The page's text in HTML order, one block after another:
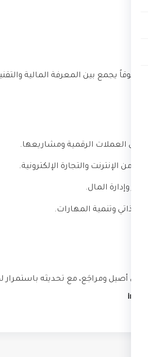
موثوقاً يجمع بين المعرفة المالية
في العملات الرقمية ومشاريعها.
من الإنترنت والتجارة الإلكترونية.
وإدارة المال.
الذاتي وتنمية المهارات.
أصيل ومراجَع، مع تحديثه باستمرار